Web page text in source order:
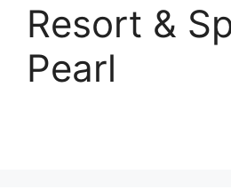
Resort &
Pearl